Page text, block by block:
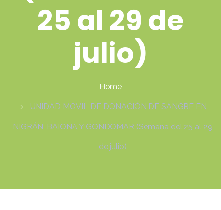
25 al 29 de
julio)
Home
UNIDAD MOVIL DE DONACIÓN DE SANGRE EN
NIGRÁN, BAIONA Y GONDOMAR (Semana del 25 al 29
de julio)